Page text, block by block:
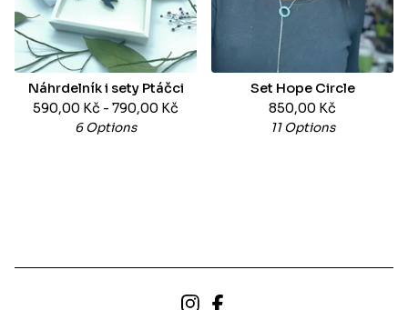
Náhrdelník i sety Ptáčci
590,00 Kč - 790,00 Kč
6 Options
Set Hope Circle
850,00 Kč
11 Options